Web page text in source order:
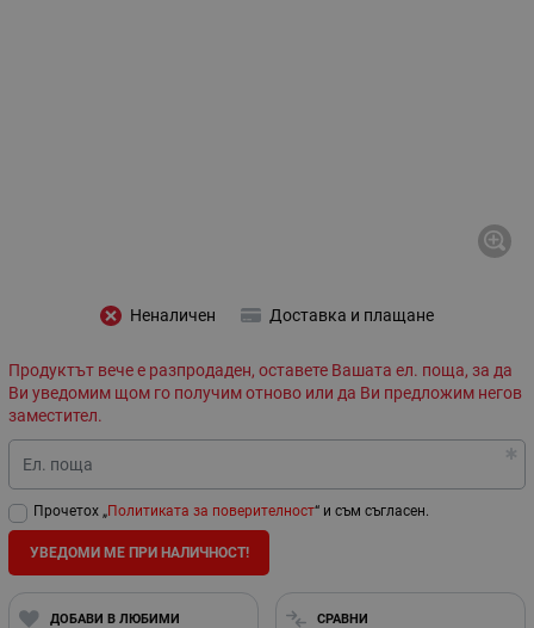
Неналичен Доставка и плащане
Продуктът вече е разпродаден, оставете Вашата ел. поща, за да
Ви уведомим щом го получим отново или да Ви предложим негов
заместител.
Ел. поща
Прочетох „Политиката за поверителност“ и съм съгласен.
УВЕДОМИ МЕ ПРИ НАЛИЧНОСТ!
ДОБАВИ В ЛЮБИМИ СРАВНИ